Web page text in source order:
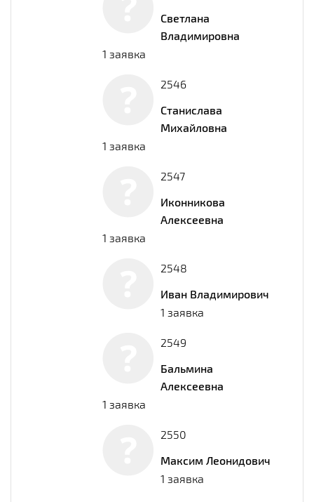
Светлана
Владимировна
1 заявка
2546
Станислава
Михайловна
1 заявка
2547
Иконникова
Алекcеевна
1 заявка
2548
Иван Владимирович
1 заявка
2549
Бальмина
Алексеевна
1 заявка
2550
Максим Леонидович
1 заявка